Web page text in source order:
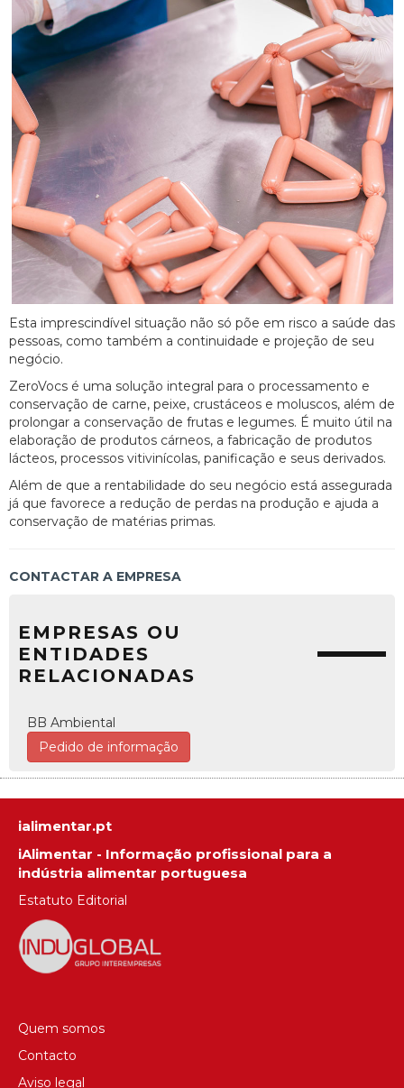
Esta imprescindível situação não só põe em risco a saúde das
pessoas, como também a continuidade e projeção de seu
negócio.
ZeroVocs é uma solução integral para o processamento e
conservação de carne, peixe, crustáceos e moluscos, além de
prolongar a conservação de frutas e legumes. É muito útil na
elaboração de produtos cárneos, a fabricação de produtos
lácteos, processos vitivinícolas, panificação e seus derivados.
Além de que a rentabilidade do seu negócio está assegurada
já que favorece a redução de perdas na produção e ajuda a
conservação de matérias primas.
CONTACTAR A EMPRESA
EMPRESAS OU
ENTIDADES
RELACIONADAS
BB Ambiental
Pedido de informação
ialimentar.pt
iAlimentar - Informação profissional para a
indústria alimentar portuguesa
Estatuto Editorial
Quem somos
Contacto
Aviso legal